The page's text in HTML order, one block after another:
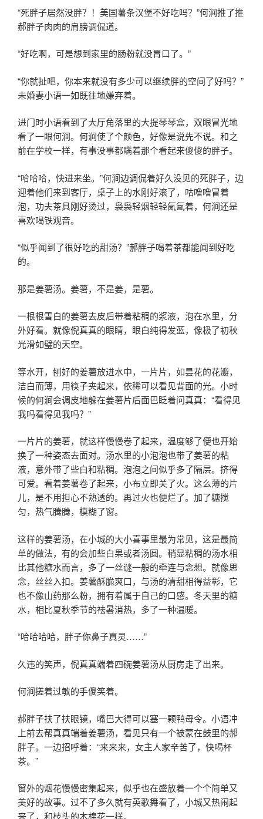
“死胖子居然没胖？！美国薯条汉堡不好吃吗？”何涧推了推
郝胖子肉肉的肩膀调侃道。
“好吃啊，可是想到家里的肠粉就没胃口了。”
“你就扯吧，你本来就没有多少可以继续胖的空间了好吗？”
未婚妻小语一如既往地嫌弃着。
进门时小语看到了大厅角落里的大提琴琴盒，双眼冒光地
看了一眼何涧。何涧使了个颜色，好像是说先不说。和之
前在学校一样，有事没事都瞒着那个看起来傻傻的胖子。
“哈哈哈，快进来坐。”何涧边调侃着好久没见的死胖子，边
迎着他们来到客厅，桌子上的水刚好滚了，咕噜噜冒着
泡，功夫茶具刚好烫过，袅袅轻烟轻轻氤氲着，何涧还是
喜欢喝铁观音。
“似乎闻到了很好吃的甜汤？”郝胖子喝着茶都能闻到好吃
的。
那是姜薯汤。姜薯，不是姜，是薯。
一根根雪白的姜薯去皮后带着粘稠的浆液，泡在水里，分
外好看。就像倪真真的眼睛，眼白纯得发蓝，像极了初秋
光滑如璧的天空。
等水开，刨好的姜薯放进水中，一片片，如昙花的花瓣，
洁白而薄，用筷子夹起来，依稀可以看见背面的光。小时
候的何涧会调皮地躲在姜薯片后面巴眨着问真真：“看得见
我吗看得见我吗？”
一片片的姜薯，就这样慢慢卷了起来，温度够了便也开始
换了一种姿态去面对。汤水里的小泡泡也带了姜薯的粘
液，意外带了些白和粘稠。泡泡之间似乎多了隔层。挤得
可爱。看着姜薯卷了起来，小布立即关了火。这么薄的片
儿，是不用担心不熟透的。再过火也便烂了。加了糖搅
匀，热气腾腾，模糊了窗。
这样的姜薯汤，在小城的大小喜事里最为常见，这是最简
单的做法，有的会加些白果或者汤圆。稍显粘稠的汤水相
比其他糖水而言，多了一丝谜一般的牵连与念想。就像思
念，丝丝入扣。姜薯酥脆爽口，与汤的清甜相得益彰，它
也不像山药那么粉，拥有着属于自己的口感。冬天里的糖
水，相比夏秋季节的祛暑消热，多了一种温暖。
“哈哈哈哈，胖子你鼻子真灵……”
久违的笑声，倪真真端着四碗姜薯汤从厨房走了出来。
何涧搓着过敏的手傻笑着。
郝胖子扶了扶眼镜，嘴巴大得可以塞一颗鸭母令。小语冲
上前去帮真真端着姜薯汤，看见只有一个被蒙在鼓里的郝
胖子。一边招呼着：“来来来，女主人家辛苦了，快喝杯
茶。”
窗外的烟花慢慢密集起来，似乎也在盛放着一个个简单又
美好的故事。过不了多久就有英歌舞看了，小城又热闹起
来了，和枝头的木棉花一样。